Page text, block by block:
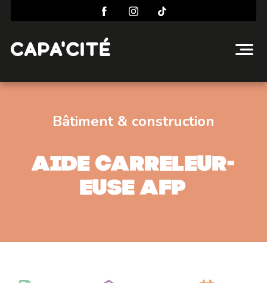
Bâtiment & construction
Aide carreleur-
euse AFP